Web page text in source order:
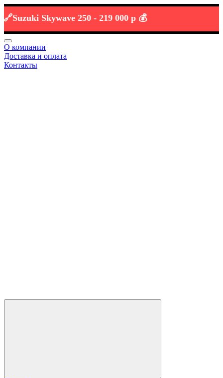
Skywave 250 -219 000 р 💰
О компании
Доставка и оплата
Контакты